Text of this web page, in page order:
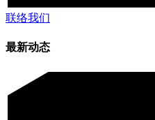
联络我们
最新动态